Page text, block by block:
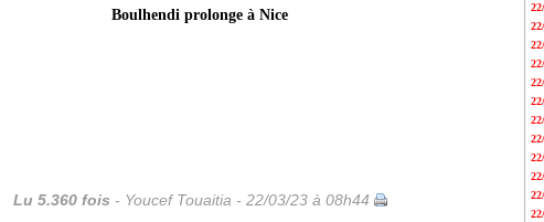
Boulhendi prolonge à Nice
Lu 5.360 fois - Youcef Touaitia - 22/03/23 à 08h44